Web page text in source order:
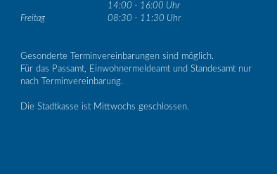
14:00 - 16:00 Uhr
Freitag
08:30 - 11:30 Uhr
Gesonderte Terminvereinbarungen sind möglich.
Für das Passamt, Einwohnermeldeamt und Standesamt nur
nach Terminvereinbarung.
Die Stadtkasse ist Mittwochs geschlossen.